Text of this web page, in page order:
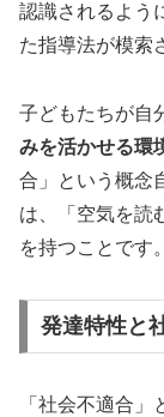
認識されるよう
た指導法が模索
子どもたちが自
みを活かせる環
合」という概念
は、「空気を読
を持つことです。
発達特性と
「社会不適合